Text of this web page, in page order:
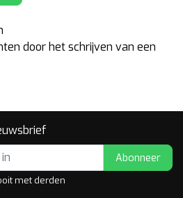
door het schrijven van een
Abonneer
met derden